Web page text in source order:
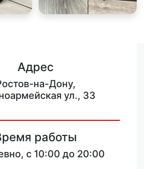
Адрес
на-Дону,
ул., 33
работы
с 10:00 до 20:00